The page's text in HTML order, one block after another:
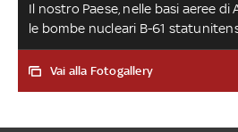
Il nostro Paese, nelle basi aeree di
le bombe nucleari B-61
programma di nuclear sharing
garantire un'efficace deterrenza
Vai alla Fotogallery